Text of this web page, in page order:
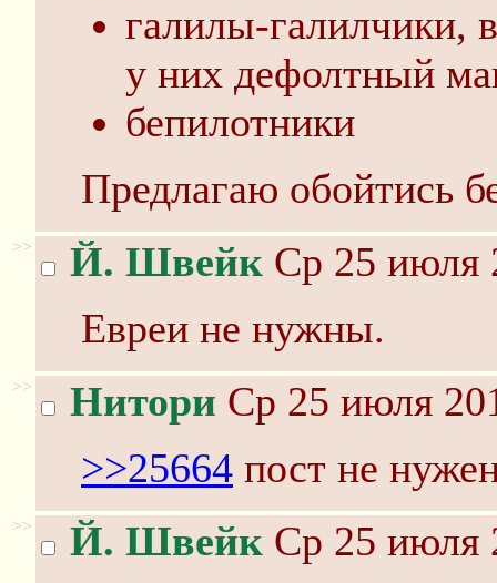
галилы-галилчики,
у них дефолтный
бепилотники
Предлагаю обойтись
>> Й. Швейк Ср 25 июля
Евреи не нужны.
>> Нитори Ср 25 июля
>>25664 пост не
>> Й. Швейк Ср 25 июля